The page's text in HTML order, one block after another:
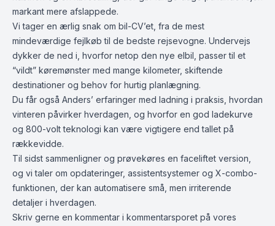
markant mere afslappede.
Vi tager en ærlig snak om bil-CV’et, fra de mest
mindeværdige fejlkøb til de bedste rejsevogne. Undervejs
dykker de ned i, hvorfor netop den nye elbil, passer til et
“vildt” køremønster med mange kilometer, skiftende
destinationer og behov for hurtig planlægning.
Du får også Anders’ erfaringer med ladning i praksis, hvordan
vinteren påvirker hverdagen, og hvorfor en god ladekurve
og 800-volt teknologi kan være vigtigere end tallet på
rækkevidde.
Til sidst sammenligner og prøvekøres en faceliftet version,
og vi taler om opdateringer, assistentsystemer og X-combo-
funktionen, der kan automatisere små, men irriterende
detaljer i hverdagen.
Skriv gerne en kommentar i kommentarsporet på vores